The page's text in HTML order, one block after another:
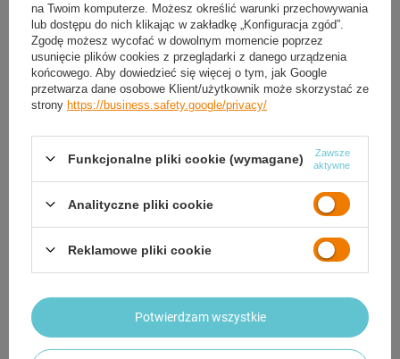
Parasol Plażowy Ogrodowy Duży
Składany Parawan Filtr UV Z
Pokrowcem NILS
147,74 zł
Parasol Plażowy Ogrodowy Duży
Składany Parawan Filtr UV Z
Pokrowcem NILS
147,74 zł
na Twoim komputerze. Możesz określić warunki przechowywania
lub dostępu do nich klikając w zakładkę „Konfiguracja zgód”.
Zgodę możesz wycofać w dowolnym momencie poprzez
usunięcie plików cookies z przeglądarki z danego urządzenia
końcowego. Aby dowiedzieć się więcej o tym, jak Google
przetwarza dane osobowe Klient/użytkownik może skorzystać ze
strony https://business.safety.google/privacy/
Funkcjonalne pliki cookie (wymagane)
Zawsze
aktywne
Analityczne pliki cookie
Reklamowe pliki cookie
Potwierdzam wszystkie